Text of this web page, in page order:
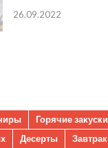
26.09.2022
Горячие закуски
Десерты
Завтрак